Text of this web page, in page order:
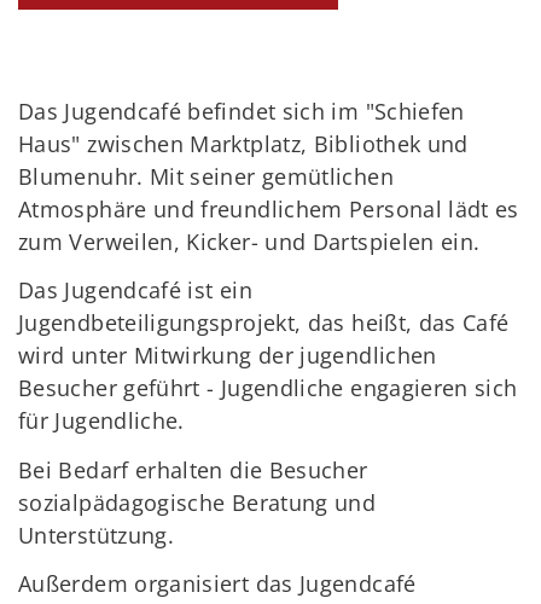
Das Jugendcafé befindet sich im "Schiefen
Haus" zwischen Marktplatz, Bibliothek und
Blumenuhr. Mit seiner gemütlichen
Atmosphäre und freundlichem Personal lädt es
zum Verweilen, Kicker- und Dartspielen ein.
Das Jugendcafé ist ein
Jugendbeteiligungsprojekt, das heißt, das Café
wird unter Mitwirkung der jugendlichen
Besucher geführt - Jugendliche engagieren sich
für Jugendliche.
Bei Bedarf erhalten die Besucher
sozialpädagogische Beratung und
Unterstützung.
Außerdem organisiert das Jugendcafé